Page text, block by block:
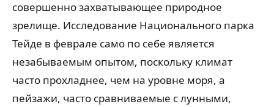
совершенно захватывающее природное
зрелище. Исследование Национального парка
Тейде в феврале само по себе является
незабываемым опытом, поскольку климат
часто прохладнее, чем на уровне моря, а
пейзажи, часто сравниваемые с лунными,